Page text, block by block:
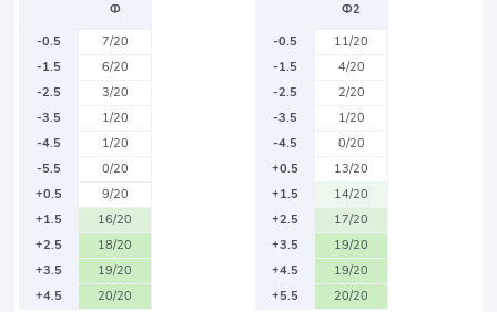
Ф
-0.5
7/20
-1.5
6/20
-2.5
3/20
-3.5
1/20
-4.5
1/20
-5.5
0/20
+0.5
9/20
+1.5
16/20
+2.5
18/20
+3.5
19/20
+4.5
20/20
Ф2
-0.5
11/20
-1.5
4/20
-2.5
2/20
-3.5
1/20
-4.5
0/20
+0.5
13/20
+1.5
14/20
+2.5
17/20
+3.5
19/20
+4.5
19/20
+5.5
20/20